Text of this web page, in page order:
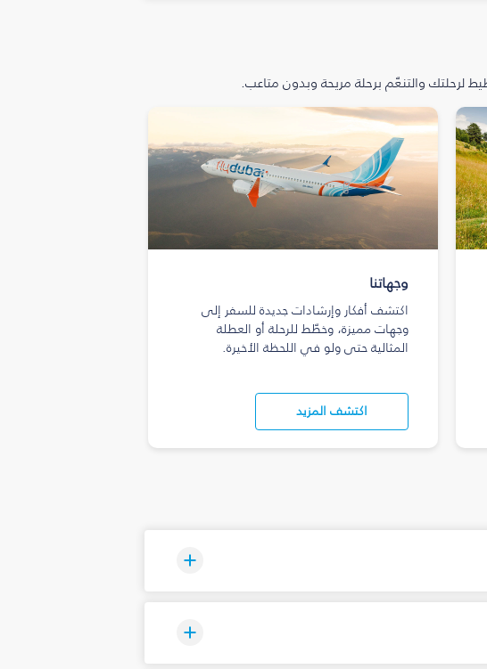
لرحلتك والتنعّم برحلة مريحة وبدون متاعب.
وجهاتنا
اكتشف أفكار وإرشادات جديدة للسفر إلى
وجهات مميزة، وخطّط للرحلة أو العطلة
المثالية حتى ولو في اللحظة الأخيرة.
اكتشف المزيد